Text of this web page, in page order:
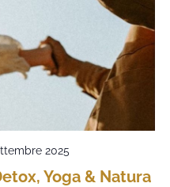
Yoga & Natura
2025